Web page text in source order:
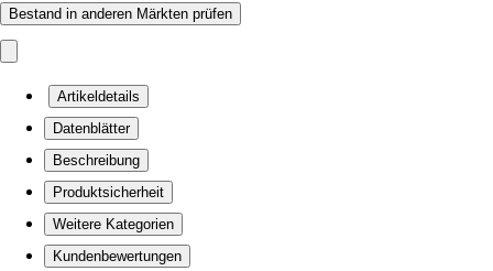
Bestand in anderen Märkten prüfen
Artikeldetails
Datenblätter
Beschreibung
Produktsicherheit
Weitere Kategorien
Kundenbewertungen